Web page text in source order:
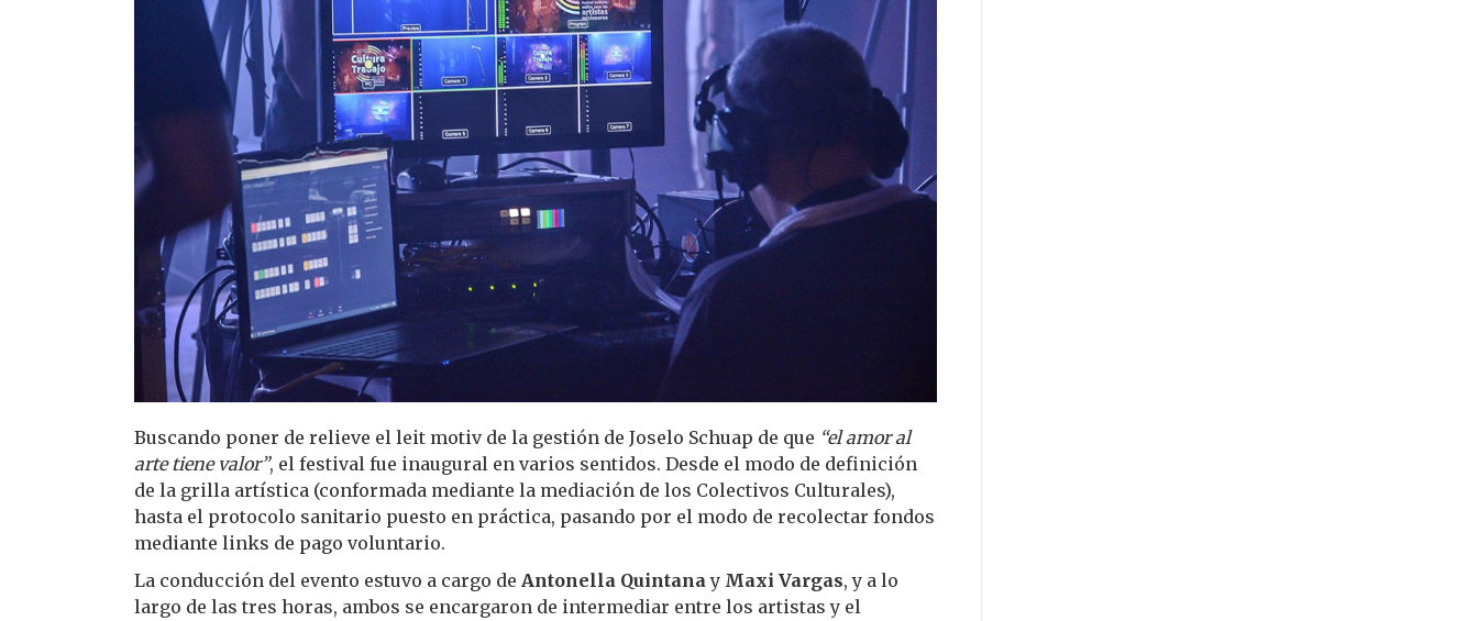
Buscando poner de relieve el leit motiv de la gestión de Joselo Schuap de que “el amor al
arte tiene valor”, el festival fue inaugural en varios sentidos. Desde el modo de definición
de la grilla artística (conformada mediante la mediación de los Colectivos Culturales),
hasta el protocolo sanitario puesto en práctica, pasando por el modo de recolectar fondos
mediante links de pago voluntario.
La conducción del evento estuvo a cargo de Antonella Quintanay Maxi Vargas, y a lo
largo de las tres horas, ambos se encargaron de intermediar entre los artistas y el